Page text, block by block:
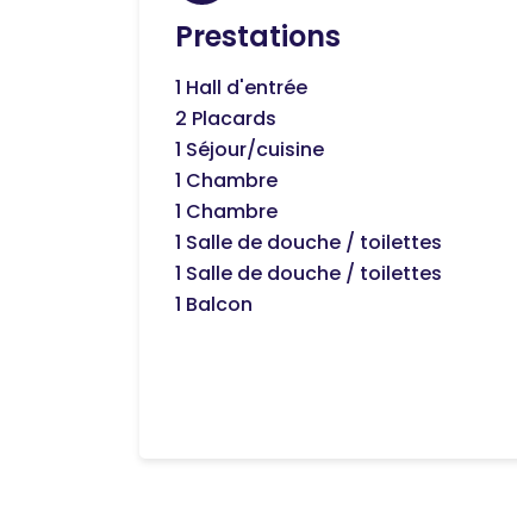
Prestations
1 Hall d'entrée
2 Placards
1 Séjour/cuisine
1 Chambre
1 Chambre
1 Salle de douche / toilettes
1 Salle de douche / toilettes
1 Balcon